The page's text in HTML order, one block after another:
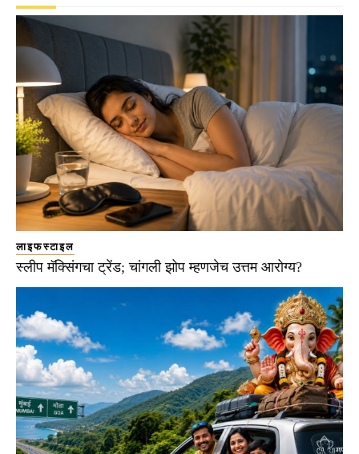
लाइफस्टाइल
स्लीप मॅक्सिंगचा ट्रेंड; चांगली झोप म्हणजेच उत्तम आरोग्य?